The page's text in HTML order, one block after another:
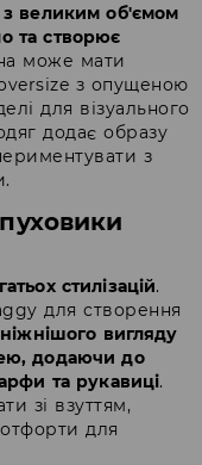
великим об'ємом
та створює
може мати
з опущеною
для візуального
додає образу
з
стилізацій.
для створення
вигляду
додаючи до
та рукавиці.
зі взуттям,
для